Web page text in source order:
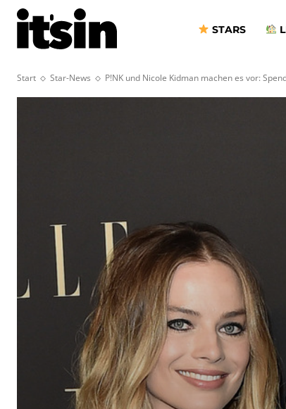
STARS
Start Star-News P!NK und Nicole Kidman machen es vor: